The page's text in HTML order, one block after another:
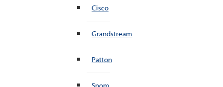
Cisco
Grandstream
Patton